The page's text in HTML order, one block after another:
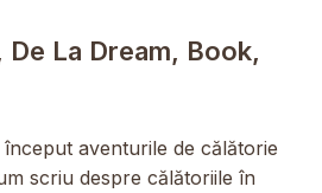
De La Dream, Book,
aventurile de călătorie
scriu despre călătoriile în